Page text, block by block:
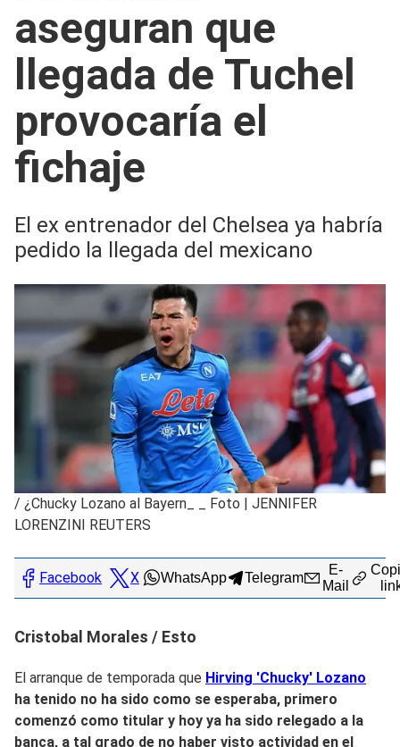
aseguran que
llegada de Tuchel
provocaría el
fichaje
El ex entrenador del Chelsea ya habría
pedido la llegada del mexicano
/ ¿Chucky Lozano al Bayern_ _ Foto | JENNIFER
LORENZINI REUTERS
Facebook X WhatsApp Telegram
E-
Mail
Cristobal Morales / Esto
El arranque de temporada que Hirving 'Chucky' Lozano
ha tenido no ha sido como se esperaba, primero
comenzó como titular y hoy ya ha sido relegado a la
banca, a tal grado de no haber visto actividad en el